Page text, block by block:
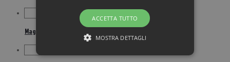
Maglia scollo u e manica lunga in Garza Lana
ACCETTA TUTTO
MOSTRA DETTAGLI